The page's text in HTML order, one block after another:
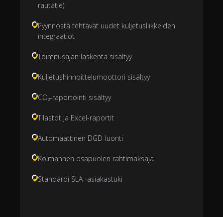
rautatie)
Pyynnöstä tehtävät uudet kuljetusliikkeiden
integraatiot
Toimitusajan laskenta sisältyy
Kuljetushinnoittelumoottori sisältyy
CO₂-raportointi sisältyy
Tilastot ja Excel-raportit
Automaattinen DGD-luonti
Kolmannen osapuolen rahtimaksaja
Standardi SLA -asiakastuki